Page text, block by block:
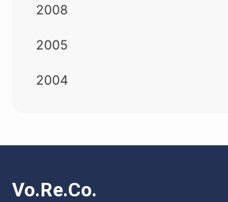
2008
2005
2004
Vo.Re.Co.